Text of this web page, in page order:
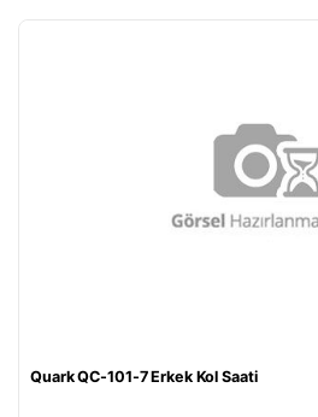
Quark QC-101-7 Erkek Kol Saati